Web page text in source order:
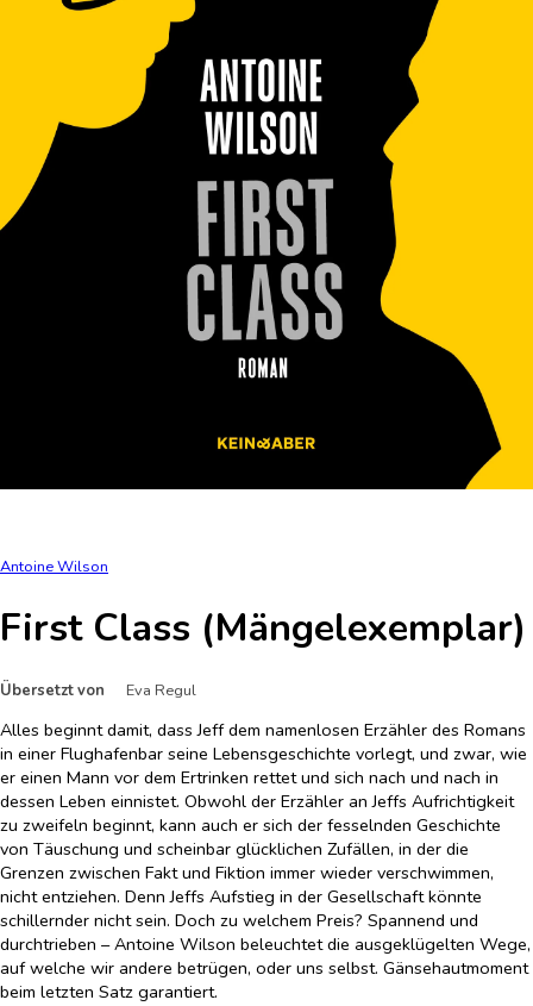
Antoine Wilson
First Class (Mängelexemplar)
Übersetzt von Eva Regul
Alles beginnt damit, dass Jeff dem namenlosen Erzähler des Romans
in einer Flughafenbar seine Lebensgeschichte vorlegt, und zwar, wie
er einen Mann vor dem Ertrinken rettet und sich nach und nach in
dessen Leben einnistet. Obwohl der Erzähler an Jeffs Aufrichtigkeit
zu zweifeln beginnt, kann auch er sich der fesselnden Geschichte
von Täuschung und scheinbar glücklichen Zufällen, in der die
Grenzen zwischen Fakt und Fiktion immer wieder verschwimmen,
nicht entziehen. Denn Jeffs Aufstieg in der Gesellschaft könnte
schillernder nicht sein. Doch zu welchem Preis? Spannend und
durchtrieben – Antoine Wilson beleuchtet die ausgeklügelten Wege,
auf welche wir andere betrügen, oder uns selbst. Gänsehautmoment
beim letzten Satz garantiert.